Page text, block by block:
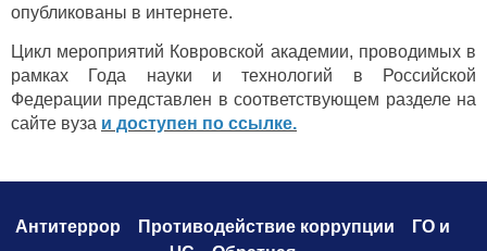
опубликованы в интернете.
Цикл мероприятий Ковровской академии, проводимых в
рамках Года науки и технологий в Российской
Федерации представлен в соответствующем разделе на
сайте вуза и доступен по ссылке.
Антитеррор Противодействие коррупции
ГО и